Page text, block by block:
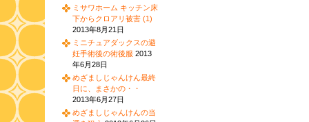
ミサワホーム キッチン床
下からクロアリ被害 (1)
2013年8月21日
ミニチュアダックスの避
妊手術後の術後服 2013
年6月28日
めざましじゃんけん最終
日に、まさかの・・
2013年6月27日
めざましじゃんけんの当